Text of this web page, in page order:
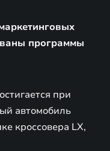
программы
при
автомобиль
кроссовера LX,